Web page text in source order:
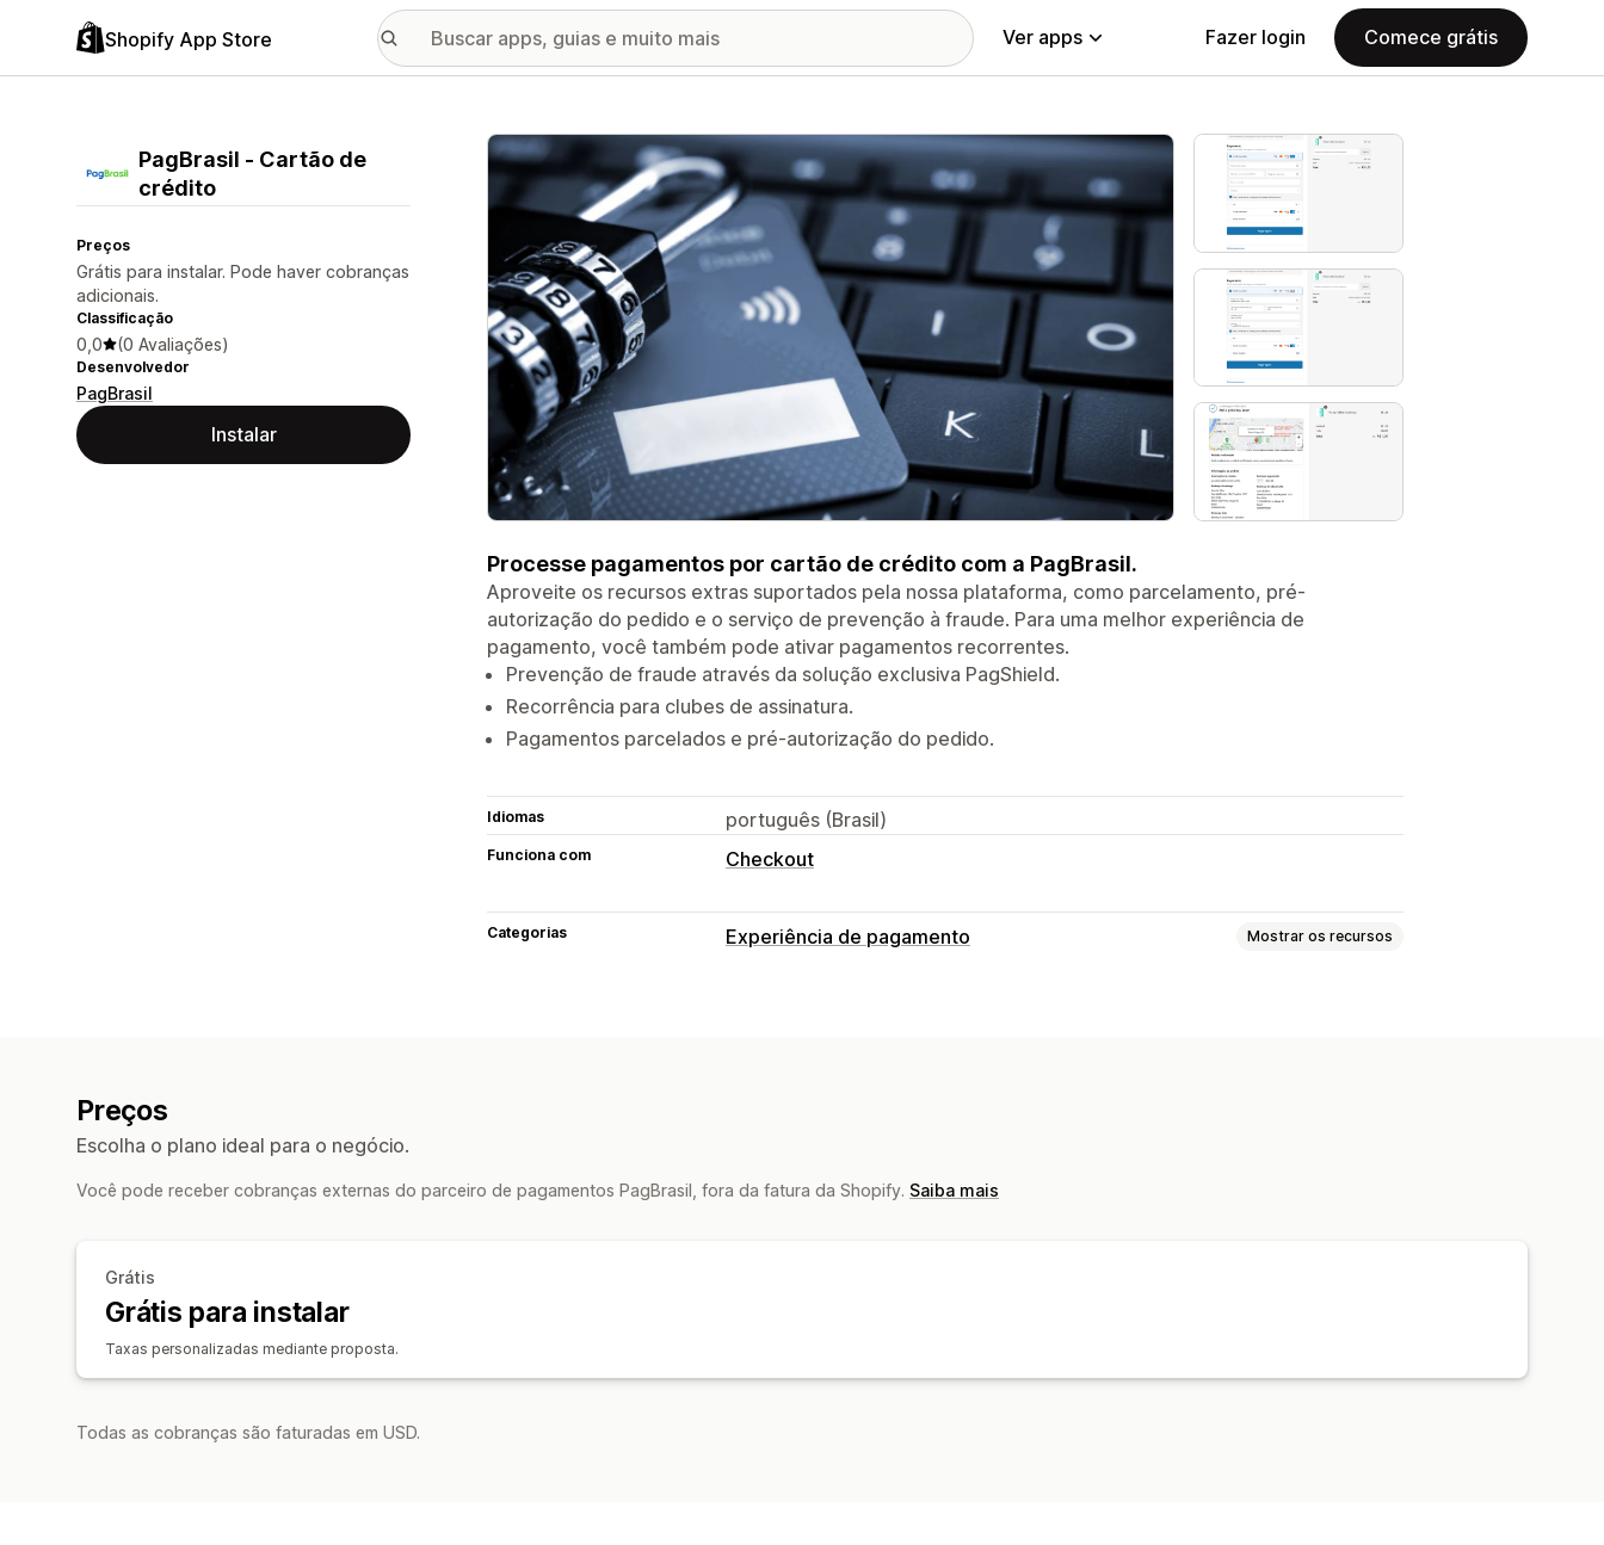
Shopify App Store Ver apps Fazer login Comece grátis
PagBrasil ‑ Cartão de
crédito
Preços
Grátis para instalar. Pode haver cobranças
adicionais.
Classificação
0,0 (0 Avaliações)
Desenvolvedor
PagBrasil
Instalar
Galeria de imagens em destaque
Processe pagamentos por cartão de crédito com a PagBrasil.
Aproveite os recursos extras suportados pela nossa plataforma, como parcelamento, pré-
autorização do pedido e o serviço de prevenção à fraude. Para uma melhor experiência de
pagamento, você também pode ativar pagamentos recorrentes.
Prevenção de fraude através da solução exclusiva PagShield.
Recorrência para clubes de assinatura.
Pagamentos parcelados e pré-autorização do pedido.
Idiomas português (Brasil)
Funciona com Checkout
Categorias Experiência de pagamento Mostrar os recursos
Preços
Escolha o plano ideal para o negócio.
Você pode receber cobranças externas do parceiro de pagamentos PagBrasil, fora da fatura da Shopify. Saiba mais
Grátis
Grátis para instalar
Taxas personalizadas mediante proposta.
Todas as cobranças são faturadas em USD.